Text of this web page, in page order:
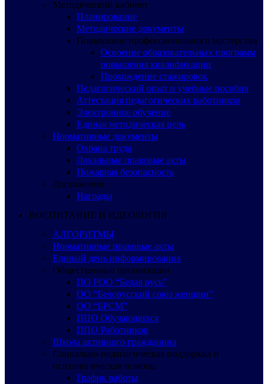
Методический кабинет
Планирование
Методические документы
Повышение профессионального мастерства
Освоение образовательных программ
повышения квалификации
Прохождение стажировок
Педагогический опыт и учебные пособия
Аттестация педагогических работников
Электронное обучение
Единая методическая цель
Нормативные документы
Охрана труда
Локальные правовые акты
Пожарная безопасность
Достижения
Награды
ВОСПИТАНИЕ И ИДЕОЛОГИЯ
АЛГОРИТМЫ
Нормативные правовые акты
Единый день информирования
Общественные организации
ПО РОО “Белая русь”
ОО “Белорусский союз женщин”
ОО “БРСМ”
ППО Обучающихся
ППО Работников
Школа активного гражданина
Социально-педагогическая поддержка и
психологическая помощь
График работы